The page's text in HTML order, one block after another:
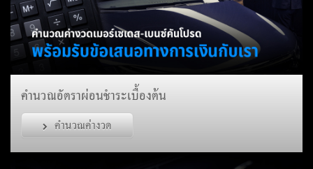
คำนวณอัตราผ่อนชำระเบื้องต้น
คำนวณค่างวด